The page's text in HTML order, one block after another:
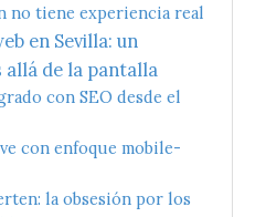
no tiene experiencia real
en Sevilla: un
allá de la pantalla
con SEO desde el
con enfoque mobile-
la obsesión por los